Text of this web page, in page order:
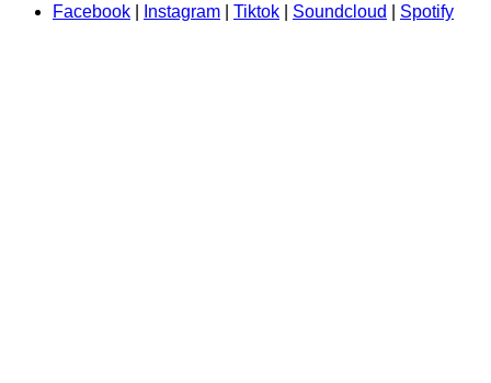
Facebook Instagram Tiktok Soundcloud Spotify